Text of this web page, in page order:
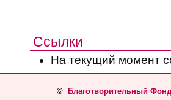
Ссылки
На текущий момент
© Благотворительный